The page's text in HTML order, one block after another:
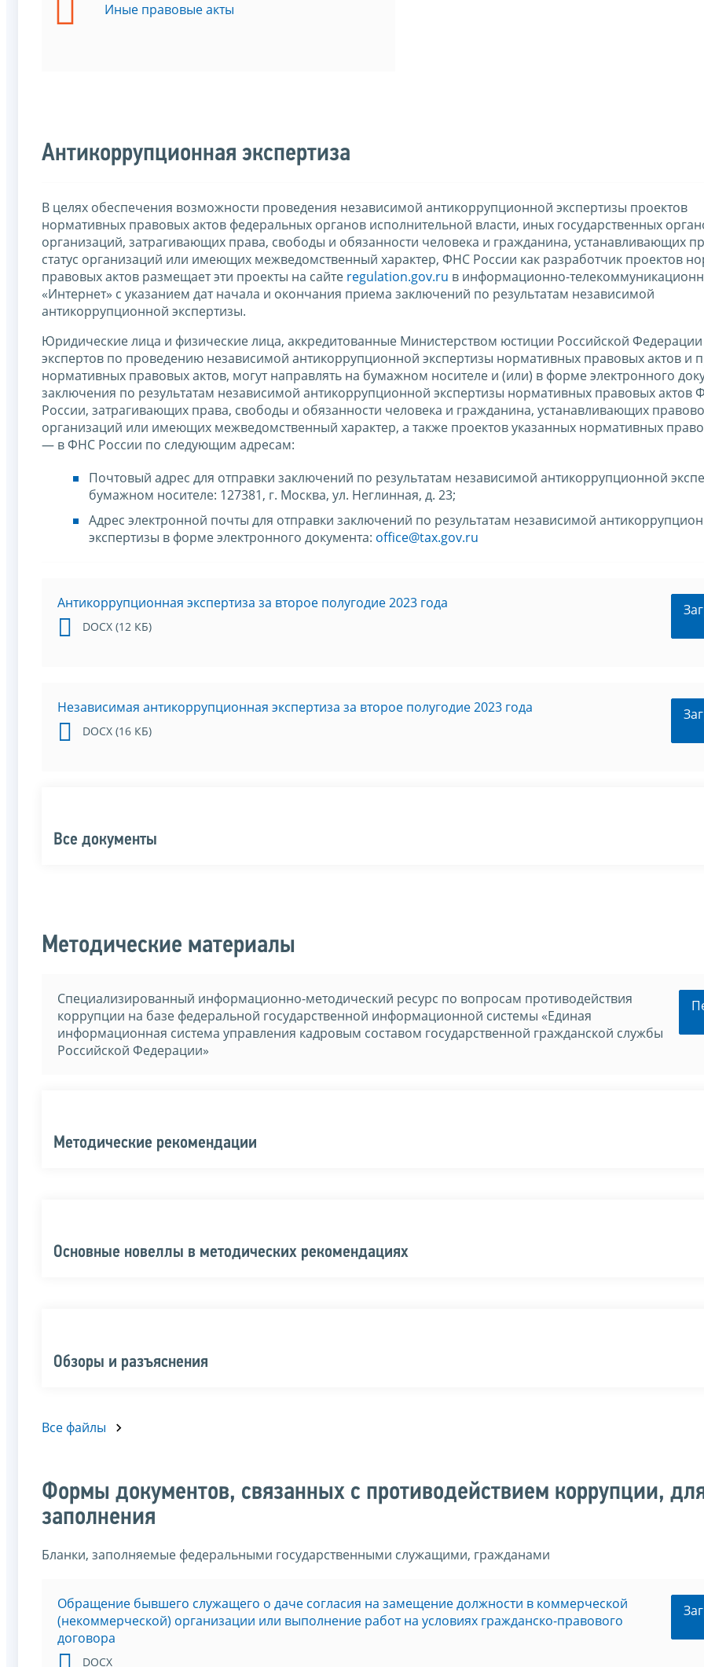
Иные правовые акты
Антикоррупционная экспертиза
В целях обеспечения возможности проведения независимой антикоррупционной экспертизы проектов
нормативных правовых актов федеральных органов исполнительной власти, иных государственных
организаций, затрагивающих права, свободы и обязанности человека и гражданина, устанавливающих
статус организаций или имеющих межведомственный характер, ФНС России как разработчик проектов
правовых актов размещает эти проекты на сайте regulation.gov.ru в информационно-
«Интернет» с указанием дат начала и окончания приема заключений по результатам независимой
антикоррупционной экспертизы.
Юридические лица и физические лица, аккредитованные Министерством юстиции Российской Федерации
экспертов по проведению независимой антикоррупционной экспертизы нормативных правовых актов и
нормативных правовых актов, могут направлять на бумажном носителе и (или) в форме электронного
заключения по результатам независимой антикоррупционной экспертизы нормативных правовых актов
России, затрагивающих права, свободы и обязанности человека и гражданина, устанавливающих
организаций или имеющих межведомственный характер, а также проектов указанных нормативных
— в ФНС России по следующим адресам:
Почтовый адрес для отправки заключений по результатам независимой антикоррупционной
бумажном носителе: 127381, г. Москва, ул. Неглинная, д. 23;
Адрес электронной почты для отправки заключений по результатам независимой
экспертизы в форме электронного документа: office@tax.gov.ru
Антикоррупционная экспертиза за второе полугодие 2023 года
DOCX (12 КБ)
Независимая антикоррупционная экспертиза за второе полугодие 2023 года
DOCX (16 КБ)
Все документы
Методические материалы
Специализированный информационно-методический ресурс по вопросам противодействия
коррупции на базе федеральной государственной информационной системы «Единая
информационная система управления кадровым составом государственной гражданской службы
Российской Федерации»
Методические рекомендации
Основные новеллы в методических рекомендациях
Обзоры и разъяснения
Все файлы
Формы документов, связанных с противодействием коррупции,
заполнения
Бланки, заполняемые федеральными государственными служащими, гражданами
Обращение бывшего служащего о даче согласия на замещение должности в коммерческой
(некоммерческой) организации или выполнение работ на условиях гражданско-правового
договора
DOCX